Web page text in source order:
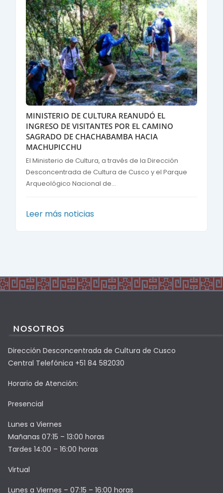
MINISTERIO DE CULTURA REANUDÓ EL
INGRESO DE VISITANTES POR EL CAMINO
SAGRADO DE CHACHABAMBA HACIA
MACHUPICCHU
El Ministerio de Cultura, a través de la Dirección
Desconcentrada de Cultura de Cusco y el Parque
Arqueológico Nacional de...
Leer más noticias
NOSOTROS
Dirección Desconcentrada de Cultura de Cusco
Central Telefónica +51 84 582030
Horario de Atención:
Presencial
Lunes a Viernes
Mañanas 07:15 – 13:00 horas
Tardes 14:00 – 16:00 horas
Virtual
Lunes a Viernes – 07:15 – 16:00 horas